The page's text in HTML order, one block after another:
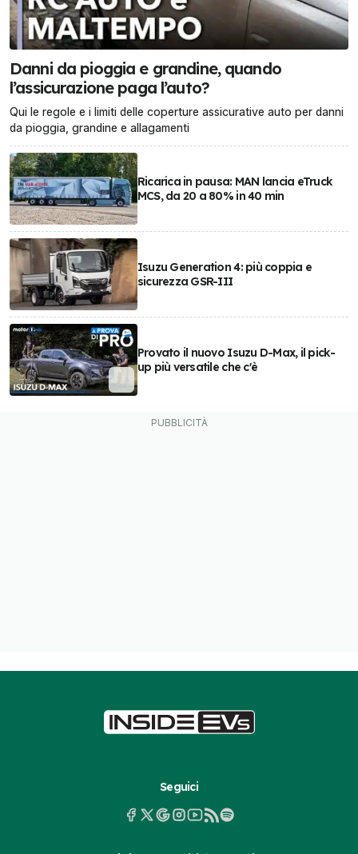
Danni da pioggia e grandine, quando
l’assicurazione paga l’auto?
Qui le regole e i limiti delle coperture assicurative auto per danni
da pioggia, grandine e allagamenti
Ricarica in pausa: MAN lancia eTruck
MCS, da 20 a 80% in 40 min
Isuzu Generation 4: più coppia e
sicurezza GSR-III
Provato il nuovo Isuzu D-Max, il pick-
up più versatile che c'è
Seguici